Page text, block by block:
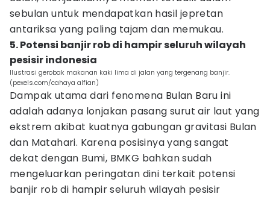
sebulan untuk mendapatkan hasil jepretan
antariksa yang paling tajam dan memukau.
5. Potensi banjir rob di hampir seluruh wilayah
pesisir indonesia
Ilustrasi gerobak makanan kaki lima di jalan yang tergenang banjir.
(pexels.com/cahaya alfian)
Dampak utama dari fenomena Bulan Baru ini
adalah adanya lonjakan pasang surut air laut yang
ekstrem akibat kuatnya gabungan gravitasi Bulan
dan Matahari. Karena posisinya yang sangat
dekat dengan Bumi, BMKG bahkan sudah
mengeluarkan peringatan dini terkait potensi
banjir rob di hampir seluruh wilayah pesisir